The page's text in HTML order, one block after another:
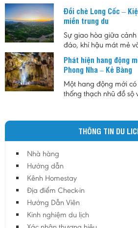
dân và du khách
giữa không gian biển
của ánh sáng, ẩm thực
Đồi chè Long Cốc –
miền trung du
Sự giao hòa giữa
đáo, khí hậu mát mẻ
địa đã tạo nên sức hút
Cốc. Không chỉ là
tiếng, nơi đây còn
du lịch sinh thái Phú
hình ảnh vùng trung
Phát hiện hang động
Phong Nha – Kẻ Bàng
Một hang động mới
thống thạch nhũ đồ sộ
triển vọng cho công
bảo tồn thiên nhiên và
phá.
THÔNG TIN DU
Nhà hàng
Hướng dẫn
Kênh Homestay
Địa điểm Check-in
Hướng Dẫn Viên
Kinh nghiệm du lịch